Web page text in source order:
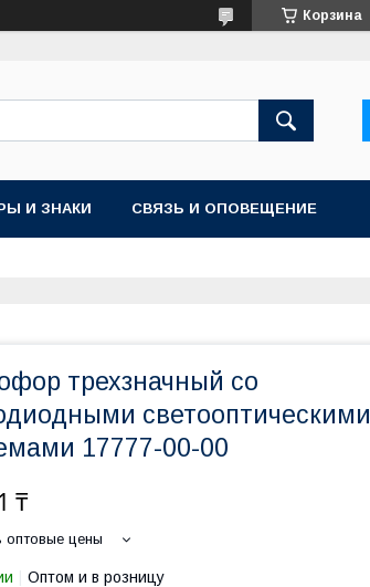
Корзина
И ЗНАКИ СВЯЗЬ И ОПОВЕЩЕНИЕ
трехзначный со
светооптическими
17777-00-00
₸
оптовые цены
Оптом и в розницу